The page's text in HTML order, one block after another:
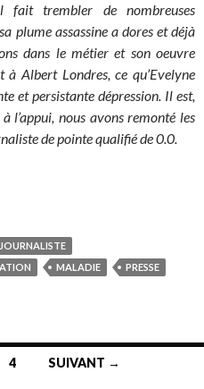
fait trembler de nombreuses
plume assassine a dores et déjà
dans le métier et son oeuvre
à Albert Londres, ce qu’Evelyne
et persistante dépression. Il est,
l’appui, nous avons remonté les
de pointe qualifié de 0.0.
JOURNALISTE
MALADIE
PRESSE
4 SUIVANT →